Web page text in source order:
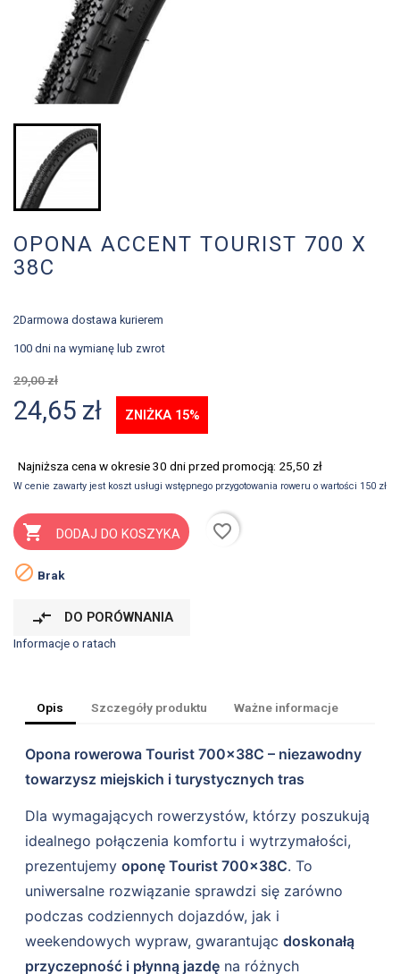
OPONA ACCENT TOURIST 700 X
38C
2Darmowa dostawa kurierem
100 dni na wymianę lub zwrot
29,00 zł
24,65 zł ZNIŻKA 15%
Najniższa cena w okresie 30 dni przed promocją: 25,50 zł
W cenie zawarty jest koszt usługi wstępnego przygotowania roweru o wartości 150 zł
 DODAJ DO KOSZYKA
favorite_border
 Brak
compare_arrows DO PORÓWNANIA
Informacje o ratach
Opis Szczegóły produktu Ważne informacje
Opona rowerowa Tourist 700×38C – niezawodny
towarzysz miejskich i turystycznych tras
Dla wymagających rowerzystów, którzy poszukują
idealnego połączenia komfortu i wytrzymałości,
prezentujemy oponę Tourist 700×38C. To
uniwersalne rozwiązanie sprawdzi się zarówno
podczas codziennych dojazdów, jak i
weekendowych wypraw, gwarantując doskonałą
przyczepność i płynną jazdęna różnych